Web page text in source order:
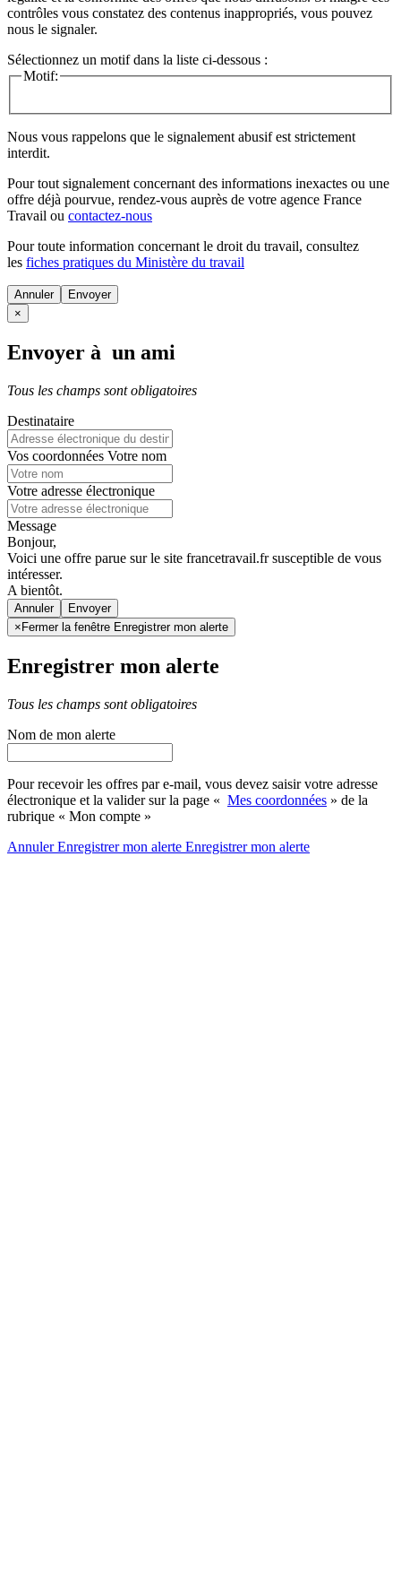
contrôles vous constatez des contenus inappropriés, vous pouvez
nous le signaler.
Sélectionnez un motif dans la liste ci-dessous :
Motif:
Nous vous rappelons que le signalement abusif est strictement
interdit.
Pour tout signalement concernant des informations inexactes ou une
offre déjà pourvue, rendez-vous auprès de votre agence France
Travail ou contactez-nous
Pour toute information concernant le droit du travail, consultez
les fiches pratiques du Ministère du travail
Annuler
×
Envoyer à un ami
Tous les champs sont obligatoires
Destinataire
Vos coordonnées Votre nom
Votre adresse électronique
Message
Bonjour,
Voici une offre parue sur le site francetravail.fr susceptible de vous
intéresser.
A bientôt.
Annuler
× Fermer la fenêtre Enregistrer mon alerte
Enregistrer mon alerte
Tous les champs sont obligatoires
Nom de mon alerte
Pour recevoir les offres par e-mail, vous devez saisir votre adresse
électronique et la valider sur la page « Mes coordonnées » de la
rubrique « Mon compte »
AnnulerEnregistrer mon alerte Enregistrermon alerte